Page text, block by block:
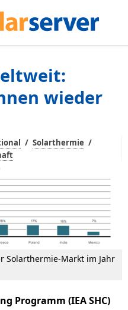
wieder
/ Solarthermie /
Solarthermie-Markt im Jahr
Programm (IEA SHC)